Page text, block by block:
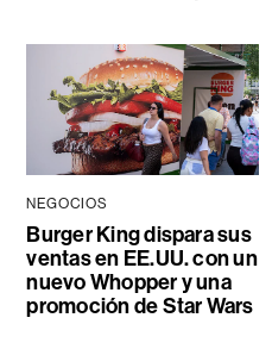
NEGOCIOS
Burger King dispara sus
ventas en EE.UU. con un
nuevo Whopper y una
promoción de Star Wars